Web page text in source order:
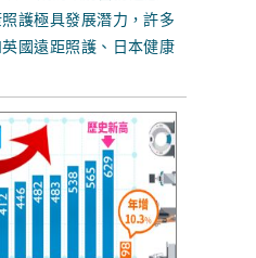
護極具發展潛力，許多
國遠距照護、日本健康